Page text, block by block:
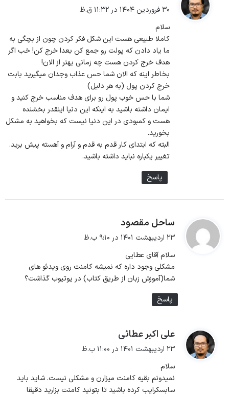
۳۰ فروردین ۱۴۰۴ در ۱۱:۳۲ ق.ظ
سلام
کاملا طبیعی هست این شکل فکر کردن چون از بچگی به
ما یاد دادن که پولت رو جمع کن بعدا خرج کن! خب اگر
هدف خرج کردن هست چه زمانی بهتر از الان!
بخاطر اینه که الان شما حس عذاب وجدان میگیرید بابت
خرج کردن پول (به هر دلیل)
شما با حس خوب پول رو برای هدف مناسب خرج کنید و
ایمان داشته باشید به اینکه این دنیا اینقدر بخشنده
هست و کمبودی در این دنیا نیست که بخواهید به مشکل
بخورید.
البته که ابتدای کار قدم به قدم و آرام و آهسته پیش برید.
تغییر یکباره نباید داشته باشید.
پاسخ
ساحل مقصود
ف
۲۳ اردیبهشت ۱۴۰۱ در ۹:۱۰ ب.ظ
سلام آقای عطایی
مشکلی وجود داره که نمیشه کامنت روی ویدئو های
شما(آموزش زبان از طریق کتاب) در یوتیوب گذاشت؟
پاسخ
علی اکبر عطائی
ف
۲۳ اردیبهشت ۱۴۰۱ در ۱۱:۰۰ ب.ظ
سلام
نمیدونم بقیه کامنت میزارن و مشکلی نیست. شاید باید
سابسکرایب کرده باشید تا بتونید کامنت بزارید دقیقا